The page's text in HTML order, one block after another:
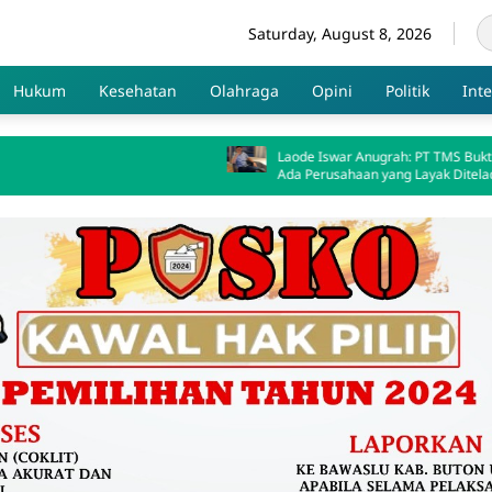
Saturday, August 8, 2026
Hukum Kesehatan Olahraga Opini Politik
Laode Iswar Anugrah: PT TMS Bukti Masih
Ada Perusahaan yang Layak Diteladani